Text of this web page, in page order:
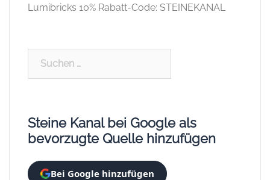
Lumibricks 10% Rabatt-Code: STEINEKANAL
Steine Kanal bei Google als
bevorzugte Quelle hinzufügen
Bei Google hinzufügen